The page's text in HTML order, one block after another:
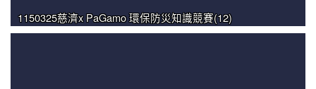
1150325慈濟x PaGamo 環保防災知識競賽(12)